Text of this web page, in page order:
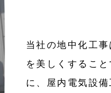
当社の地中化工
を美しくするこ
に、屋内電気設